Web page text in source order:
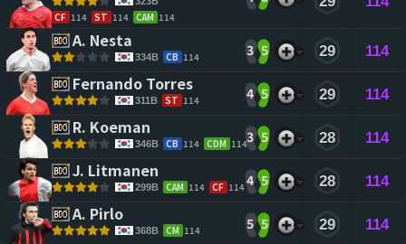
CF 114 ST 114 CAM 114
A. Nesta
334B CB 114 3 5 29 114
Fernando Torres
311B ST 114 4 5 29 114
R. Koeman
346B CB 114 CDM 1143 5 28 114
J. Litmanen
299B CAM 114 CF 1144 5 28 114
A. Pirlo
368B CM 114 5 5 29 114